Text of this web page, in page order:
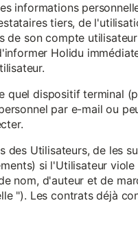
informations
tiers, de
de son compte
Holidu
dispositif terminal
par e-mail ou
Utilisateurs, de les
si l'Utilisateur
nom, d'auteur et de
"). Les contrats déjà